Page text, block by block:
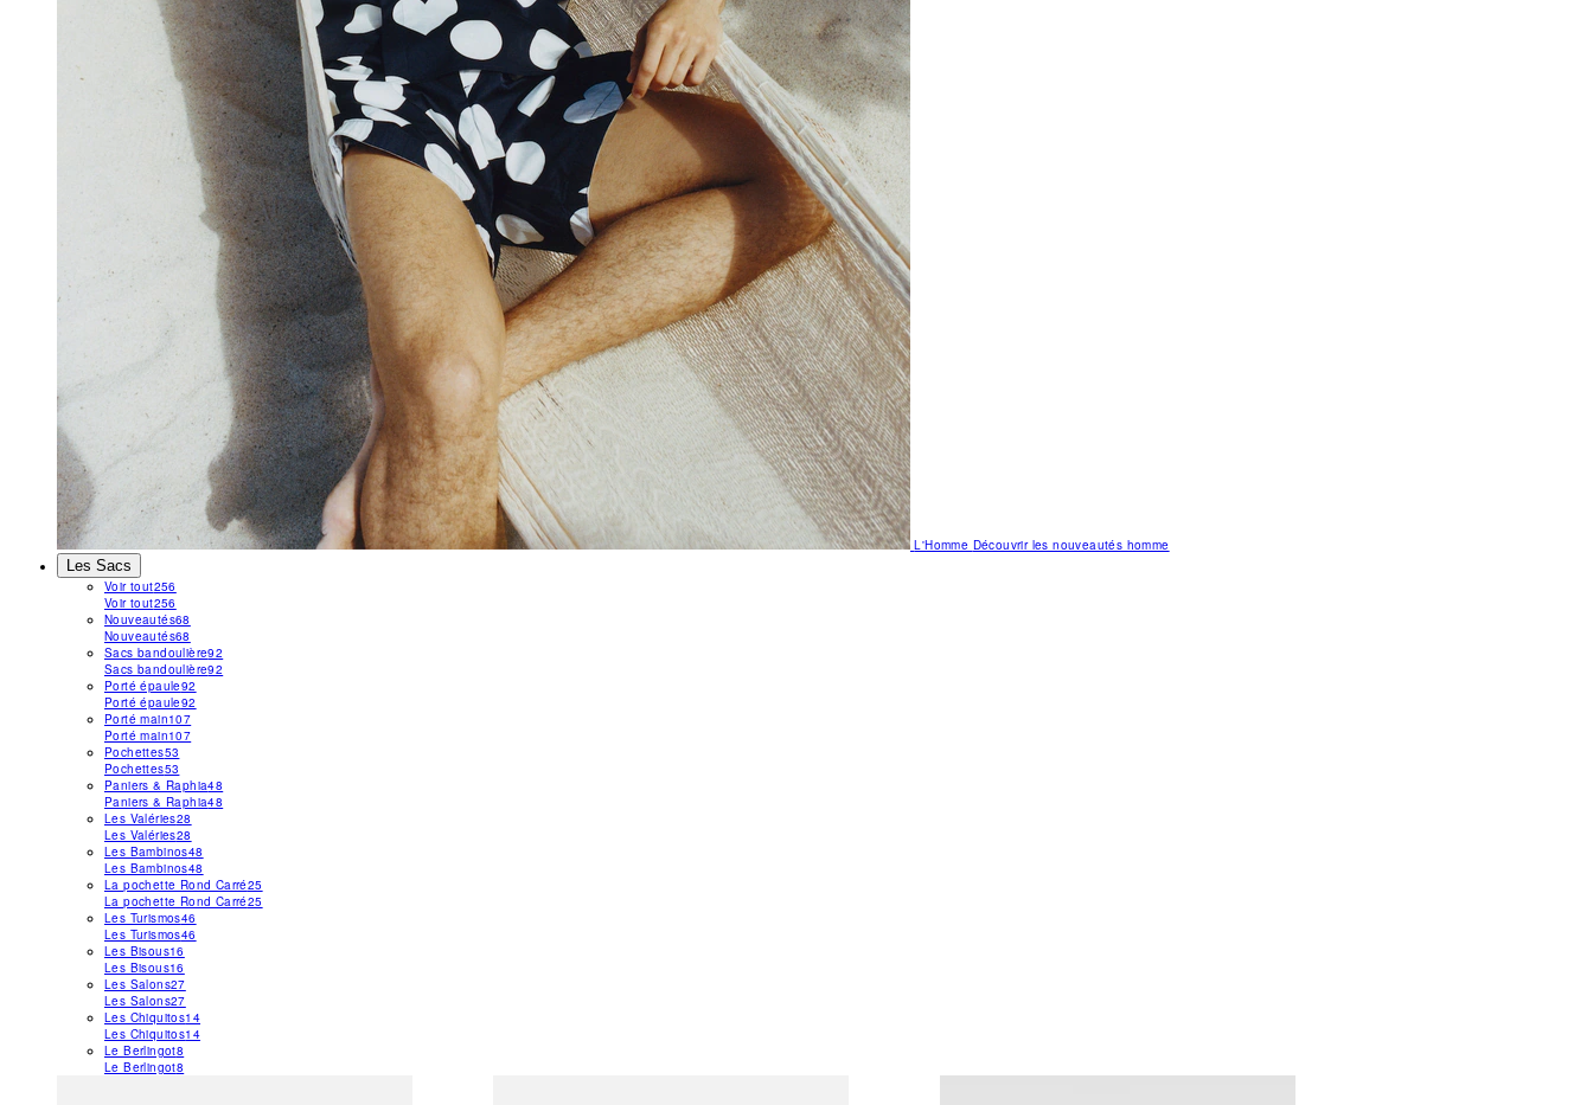
L'Homme Découvrir les nouveautés homme
Les Sacs
Voir tout256
Voir tout256
Nouveautés68
Nouveautés68
Sacs bandoulière92
Sacs bandoulière92
Porté épaule92
Porté épaule92
Porté main107
Porté main107
Pochettes53
Pochettes53
Paniers & Raphia48
Paniers & Raphia48
Les Valéries28
Les Valéries28
Les Bambinos48
Les Bambinos48
La pochette Rond Carré25
La pochette Rond Carré25
Les Turismos46
Les Turismos46
Les Bisous16
Les Bisous16
Les Salons27
Les Salons27
Les Chiquitos14
Les Chiquitos14
Le Berlingot8
Le Berlingot8